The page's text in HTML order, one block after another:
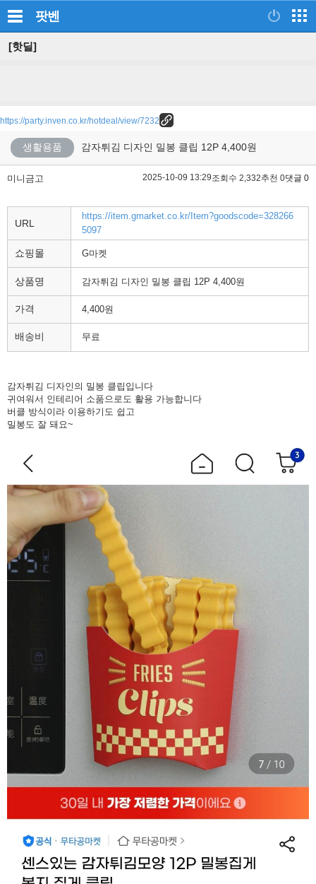
팟벤
[핫딜]
https://party.inven.co.kr/hotdeal/view/7232
생활용품 감자튀김 디자인 밀봉 클립 12P 4,400원
미니금고 2025-10-09 13:29조회수 2,332추천 0댓글 0
URL
https://item.gmarket.co.kr/Item?goodscode=328266
5097
쇼핑몰 G마켓
상품명 감자튀김 디자인 밀봉 클립 12P 4,400원
가격 4,400원
배송비 무료
감자튀김 디자인의 밀봉 클립입니다
귀여워서 인테리어 소품으로도 활용 가능합니다
버클 방식이라 이용하기도 쉽고
밀봉도 잘 돼요~